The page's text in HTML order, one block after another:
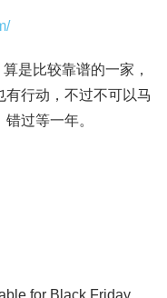
算是比较靠谱的一家，
行动，不过不可以马
过等一年。
for Black Friday.